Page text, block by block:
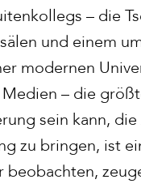
– die
und einem
modernen
– die
sein kann,
zu bringen, ist
beobachten,